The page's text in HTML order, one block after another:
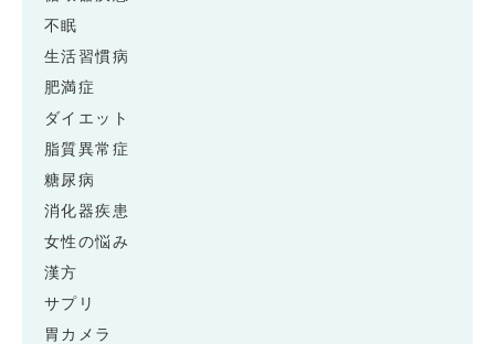
不眠
生活習慣病
肥満症
ダイエット
脂質異常症
糖尿病
消化器疾患
女性の悩み
漢方
サプリ
胃カメラ